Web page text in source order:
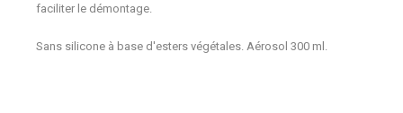
faciliter le démontage.
Sans silicone à base d'esters végétales. Aérosol 300 ml.